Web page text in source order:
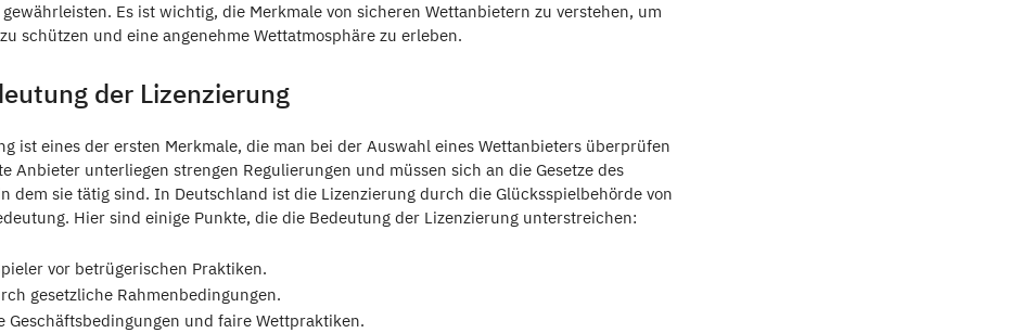
Es ist wichtig, die Merkmale von sicheren Wettanbietern zu verstehen, um
schützen und eine angenehme Wettatmosphäre zu erleben.
der Lizenzierung
ist eines der ersten Merkmale, die man bei der Auswahl eines Wettanbieters überprüfen
Anbieter unterliegen strengen Regulierungen und müssen sich an die Gesetze des
dem sie tätig sind. In Deutschland ist die Lizenzierung durch die Glücksspielbehörde von
Hier sind einige Punkte, die die Bedeutung der Lizenzierung unterstreichen:
vor betrügerischen Praktiken.
gesetzliche Rahmenbedingungen.
Geschäftsbedingungen und faire Wettpraktiken.